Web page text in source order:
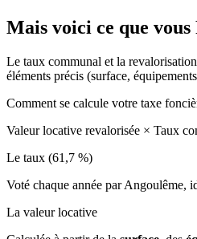
Mais voici ce que vous
Le taux communal et la
éléments précis (surface,
Comment se calcule votre taxe
Valeur locative revalorisée × Taux
Le taux (61,7 %)
Voté chaque année par Angoulême,
La valeur locative